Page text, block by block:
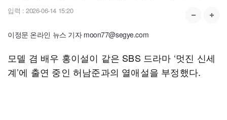
입력 : 2026-06-14 15:20
이정문 온라인 뉴스 기자 moon77@segye.com
모델 겸 배우 홍이설이 같은 SBS 드라마 ‘멋진 신세
계’에 출연 중인 허남준과의 열애설을 부정했다.